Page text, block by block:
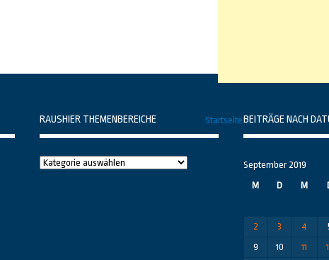
Startseite
RAUSHIER THEMENBEREICHE
Raushier
BEITRÄGE NACH
September 2019
M
D M
2
3 4
9
10 11